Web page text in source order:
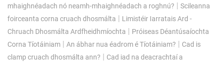
mhaighnéadach nó neamh-mhaighnéadach a roghnú? | Scileanna
foirceanta corna cruach dhosmálta | Limistéir Iarratais Ard -
Chruach Dhosmálta Ardfheidhmíochta | Próiseas Déantúsaíochta
Corna Tíotáiniam | An ábhar nua éadrom é Tíotáiniam? | Cad is
clamp cruach dhosmálta ann? | Cad iad na deacrachtaí a